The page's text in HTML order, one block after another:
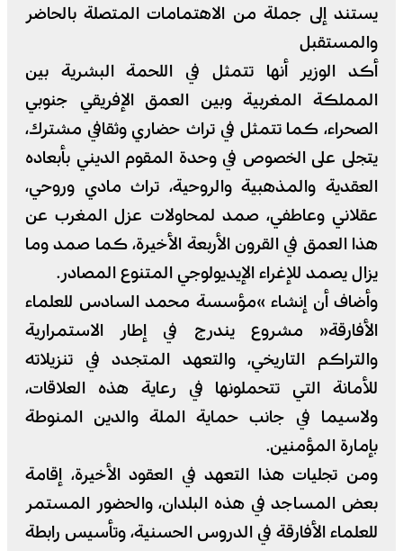
يستند إلى جملة من الاهتمامات المتصلة بالحاضر
والمستقبل
أكد الوزير أنها تتمثل في اللحمة البشرية بين
المملكة المغربية وبين العمق الإفريقي جنوبي
الصحراء، كما تتمثل في تراث حضاري وثقافي مشترك،
يتجلى على الخصوص في وحدة المقوم الديني بأبعاده
العقدية والمذهبية والروحية، تراث مادي وروحي،
عقلاني وعاطفي، صمد لمحاولات عزل المغرب عن
هذا العمق في القرون الأربعة الأخيرة، كما صمد وما
يزال يصمد للإغراء الإيديولوجي المتنوع المصادر.
وأضاف أن إنشاء »مؤسسة محمد السادس للعلماء
الأفارقة« مشروع يندرج في إطار الاستمرارية
والتراكم التاريخي، والتعهد المتجدد في تنزيلاته
للأمانة التي تتحملونها في رعاية هذه العلاقات،
ولاسيما في جانب حماية الملة والدين المنوطة
بإمارة المؤمنين.
ومن تجليات هذا التعهد في العقود الأخيرة، إقامة
بعض المساجد في هذه البلدان، والحضور المستمر
للعلماء الأفارقة في الدروس الحسنية، وتأسيس رابطة